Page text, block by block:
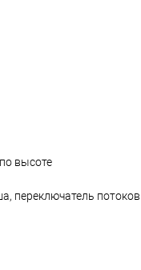
высоте
переключатель потоков